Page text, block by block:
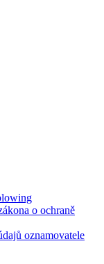
o ochraně
oznamovatele